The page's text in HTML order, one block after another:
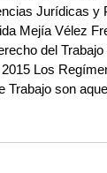
Jurídicas y
Mejía Vélez
del
Los
Trabajo son